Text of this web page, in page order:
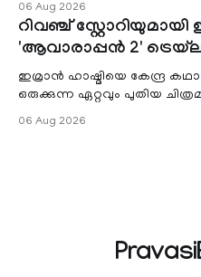
service providers to levy
unified payments interface
06 Aug 2026
റിവഞ്ച് സ്റ്റോറിയുമായി
'ആവാരാപ്പൻ 2'
ഇമ്രാൻ ഹാഷ്മിയെ കേന്ദ്ര
ഒരുക്കുന്ന ഏറ്റവും പുതിയ
06 Aug 2026